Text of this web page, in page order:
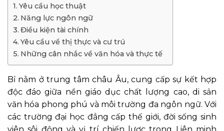
Yêu cầu học thuật
Năng lực ngôn ngữ
Điều kiện tài chính
Yêu cầu về thị thực và cư trú
Những cân nhắc về văn hóa và thực tế
Bỉ nằm ở trung tâm châu Âu, cung cấp sự kết hợp
độc đáo giữa nền giáo dục chất lượng cao, di sản
văn hóa phong phú và môi trường đa ngôn ngữ. Với
các trường đại học đẳng cấp thế giới, đời sống sinh